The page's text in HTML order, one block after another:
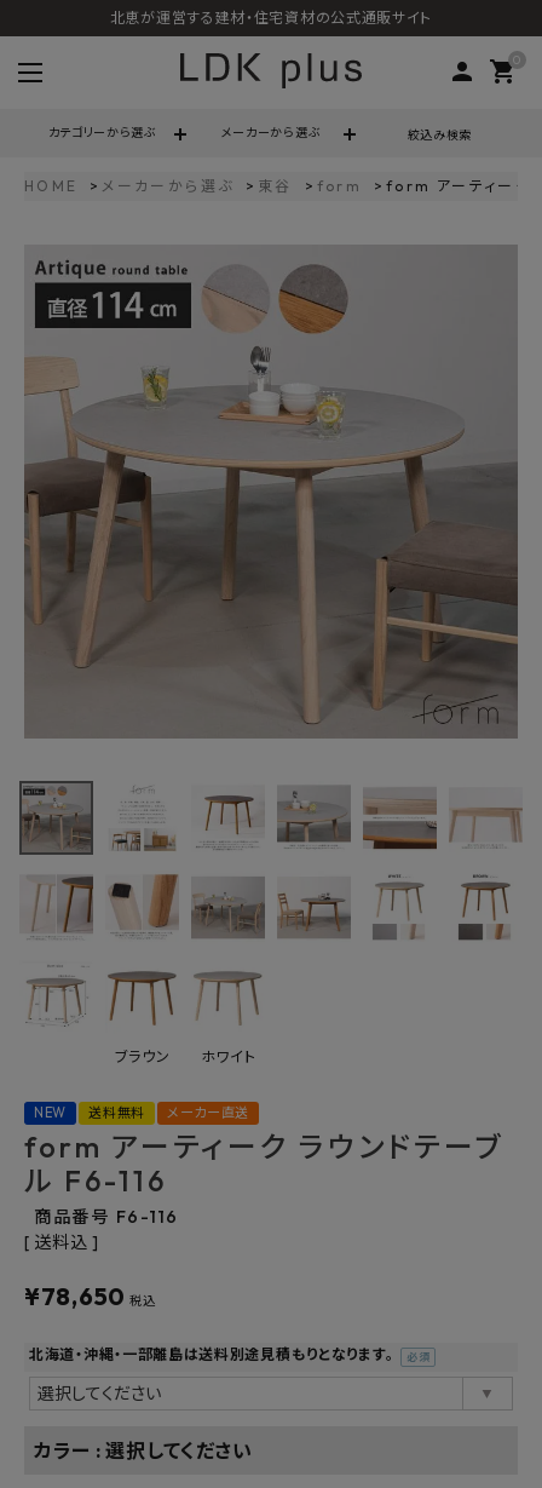
北恵が運営する建材・住宅資材の公式通販サイト
person 0
shopping_cart
カテゴリーから選ぶ メーカーから選ぶ 絞込み検索
06-6121-9302
ACCOUNT MENU
ようこそ ゲスト 様
meeting_room ログイン person
最近チェックした商品
(税込)
FAX注文はこちらから
カテゴリーから選ぶ
メーカーから選ぶ
ご利用ガイド
よくあるご質問
お問い合わせ
メルマガ登録
特定商取引法について
プライバシーポリシー
HOME メーカーから選ぶ 東谷 form form アーティーク
ブラウン ホワイト
NEW 送料無料 メーカー直送
form アーティーク ラウンドテーブ
ル F6-116
商品番号 F6-116
送料込
¥78,650 税込
北海道・沖縄・一部離島は送料別途見積もりとなります。
(必
カラー 選択してください